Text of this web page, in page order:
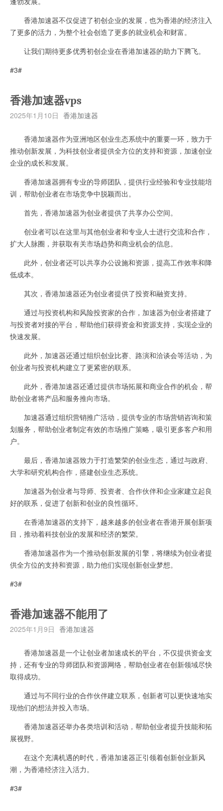
香港加速器不仅促进了初创企业的发展，也为香港的经济注入
了更多的活力，为整个社会创造了更多的就业机会和财富。
让我们期待更多优秀初创企业在香港加速器的助力下腾飞。
#3#
香港加速器vps
2025年1月10日 香港加速器
香港加速器作为亚洲地区创业生态系统中的重要一环，致力于
推动创新发展，为科技创业者提供全方位的支持和资源，加速创业
企业的成长和发展。
香港加速器拥有专业的导师团队，提供行业经验和专业技能培
训，帮助创业者在市场竞争中脱颖而出。
首先，香港加速器为创业者提供了共享办公空间。
创业者可以在这里与其他创业者和专业人士进行交流和合作，
扩大人脉圈，并获取有关市场趋势和商业机会的信息。
此外，创业者还可以共享办公设施和资源，提高工作效率和降
低成本。
其次，香港加速器还为创业者提供了投资和融资支持。
通过与投资机构和风险投资家的合作，加速器为创业者搭建了
与投资者对接的平台，帮助他们获得资金和资源支持，实现企业的
快速发展。
此外，加速器还通过组织创业比赛、路演和洽谈会等活动，为
创业者与投资机构建立了更紧密的联系。
此外，香港加速器还通过提供市场拓展和商业合作的机会，帮
助创业者将产品和服务推向市场。
加速器通过组织营销推广活动，提供专业的市场营销咨询和策
划服务，帮助创业者制定有效的市场推广策略，吸引更多客户和用
户。
最后，香港加速器致力于打造繁荣的创业生态，通过与政府、
大学和研究机构合作，搭建创业生态系统。
加速器为创业者与导师、投资者、合作伙伴和企业家建立起良
好的联系，促进了创新和创业的良性循环。
在香港加速器的支持下，越来越多的创业者在香港开展创新项
目，推动着科技创业的发展和经济的繁荣。
香港加速器作为一个推动创新发展的引擎，将继续为创业者提
供全方位的支持和资源，助力他们实现创新创业梦想。
#3#
香港加速器不能用了
2025年1月9日 香港加速器
香港加速器是一个让创业者加速成长的平台，不仅提供资金支
持，还有专业的导师团队和资源网络，帮助创业者在创新领域尽快
取得成功。
通过与不同行业的合作伙伴建立联系，创新者可以更快速地实
现他们的想法并投入市场。
香港加速器还举办各类培训和活动，帮助创业者提升技能和拓
展视野。
在这个充满机遇的时代，香港加速器正引领着创新创业新风
潮，为香港经济注入活力。
#3#